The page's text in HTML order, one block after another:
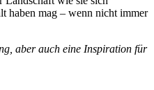
haben mag – wenn nicht immer
aber auch eine Inspiration für